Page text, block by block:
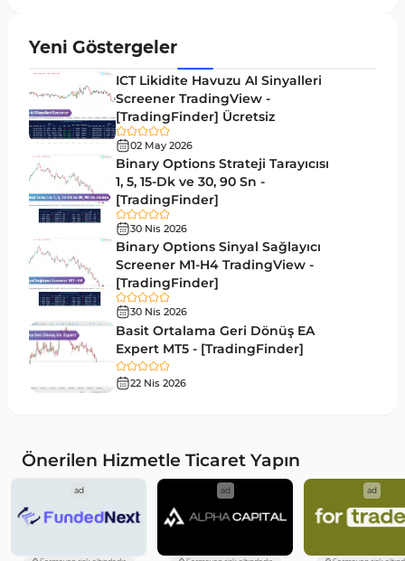
Yeni Göstergeler
ICT Likidite Havuzu AI Sinyalleri
Screener TradingView -
[TradingFinder] Ücretsiz
02 May 2026
Binary Options Strateji Tarayıcısı
1, 5, 15-Dk ve 30, 90 Sn -
[TradingFinder]
30 Nis 2026
Binary Options Sinyal Sağlayıcı
Screener M1-H4 TradingView -
[TradingFinder]
30 Nis 2026
Basit Ortalama Geri Dönüş EA
Expert MT5 - [TradingFinder]
22 Nis 2026
Önerilen Hizmetle Ticaret Yapın
ad ad ad